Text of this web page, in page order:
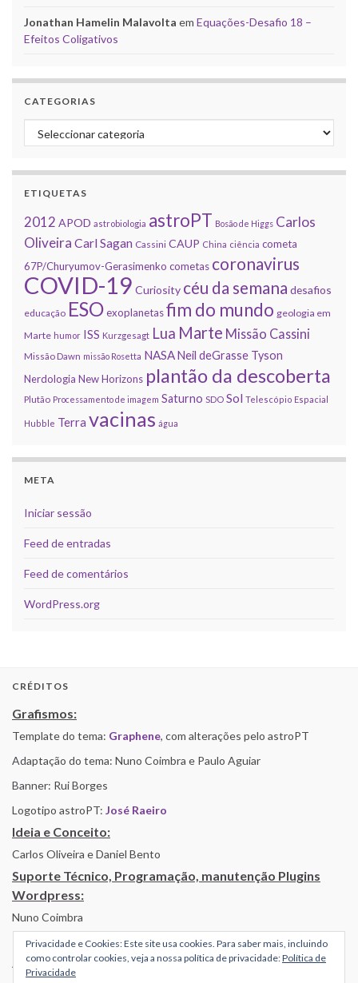
Jonathan Hamelin Malavolta em Equações-Desafio 18 –
Efeitos Coligativos
CATEGORIAS
Categorias
ETIQUETAS
2012 APOD astrobiologia astroPT Bosão de Higgs Carlos
Oliveira Carl Sagan Cassini CAUP China ciência cometa
67P/Churyumov-Gerasimenko cometas coronavirus
COVID-19 Curiosity céu da semana desafios
educação ESOexoplanetasfim do mundo geologia em
Marte humor ISS Kurzgesagt Lua Marte Missão Cassini
Missão Dawn missão Rosetta NASANeil deGrasse Tyson
Nerdologia New Horizons plantão da descoberta
Plutão Processamento de imagem Saturno SDO Sol Telescópio Espacial
Hubble Terra vacinas água
META
Iniciar sessão
Feed de entradas
Feed de comentários
WordPress.org
CRÉDITOS
Grafismos:
Template do tema: Graphene, com alterações pelo astroPT
Adaptação do tema: Nuno Coimbra e Paulo Aguiar
Banner: Rui Borges
Logotipo astroPT: José Raeiro
Ideia e Conceito:
Carlos Oliveira e Daniel Bento
Suporte Técnico, Programação, manutenção Plugins
Wordpress:
Nuno Coimbra
Alojamento por Simbiose
Privacidade e Cookies: Este site usa cookies. Para saber mais, incluindo
como controlar cookies, veja a nossa política de privacidade:Política de
Privacidade